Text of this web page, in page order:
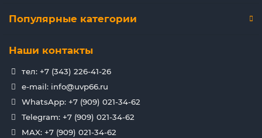
Популярные категории
Наши контакты
тел: +7 (343) 226-41-26
e-mail: info@uvp66.ru
WhatsApp: +7 (909) 021-34-62
Telegram: +7 (909) 021-34-62
MAX: +7 (909) 021-34-62